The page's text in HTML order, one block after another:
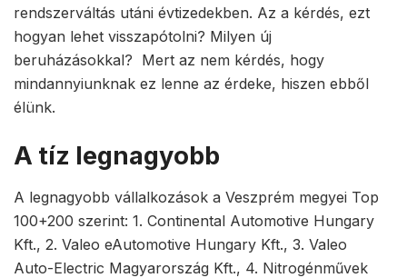
rendszerváltás utáni évtizedekben. Az a kérdés, ezt
hogyan lehet visszapótolni? Milyen új
beruházásokkal? Mert az nem kérdés, hogy
mindannyiunknak ez lenne az érdeke, hiszen ebből
élünk.
A tíz legnagyobb
A legnagyobb vállalkozások a Veszprém megyei Top
100+200 szerint: 1. Continental Automotive Hungary
Kft., 2. Valeo eAutomotive Hungary Kft., 3. Valeo
Auto-Electric Magyarország Kft., 4. Nitrogénművek